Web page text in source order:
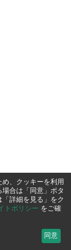
、クッキーを利用
合は「同意」ボタ
詳細を見る」をク
トポリシー をご確
同意